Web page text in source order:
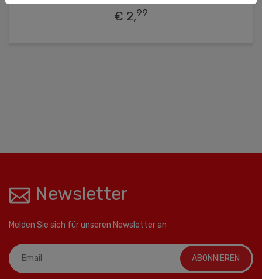
€ 2,99
Newsletter
Melden Sie sich für unseren Newsletter an
ABONNIEREN